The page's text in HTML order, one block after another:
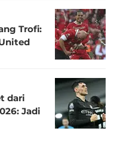
Trofi:
dari
Jadi